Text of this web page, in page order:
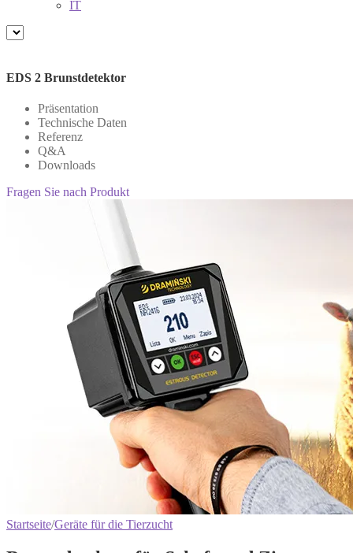
IT
EDS 2 Brunstdetektor
Präsentation
Technische Daten
Referenz
Q&A
Downloads
Fragen Sie nach Produkt
Startseite/Geräte für die Tierzucht